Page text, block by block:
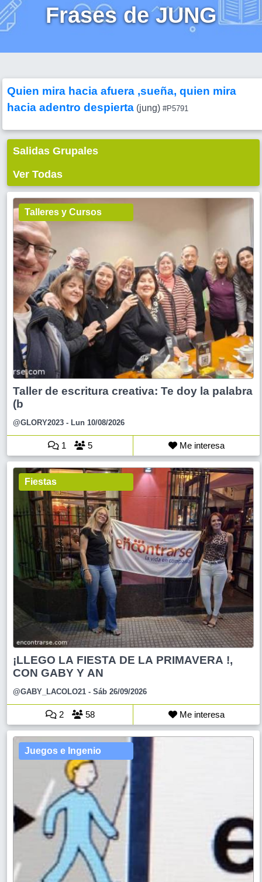
Frases de JUNG
Quien mira hacia afuera ,sueña, quien mira
hacia adentro despierta (jung) #P5791
Salidas Grupales
Ver Todas
Talleres y Cursos
Taller de escritura creativa: Te doy la palabra
(b
@GLORY2023 - Lun 10/08/2026
1 5 Me interesa
Fiestas
¡LLEGO LA FIESTA DE LA PRIMAVERA !,
CON GABY Y AN
@GABY_LACOLO21 - Sáb 26/09/2026
2 58 Me interesa
Juegos e Ingenio